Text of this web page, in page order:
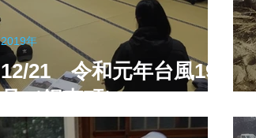
12/21 令和元年台風19
号（鋸南町）
2019年